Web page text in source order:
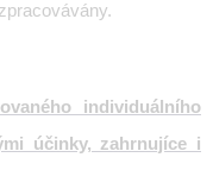
individuálního
účinky, zahrnujíce i